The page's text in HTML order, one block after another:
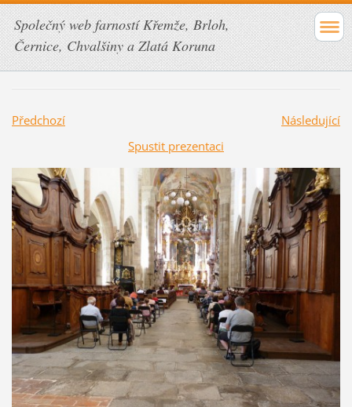
Společný web farností Křemže, Brloh,
Černice, Chvalšiny a Zlatá Koruna
Předchozí
Následující
Spustit prezentaci